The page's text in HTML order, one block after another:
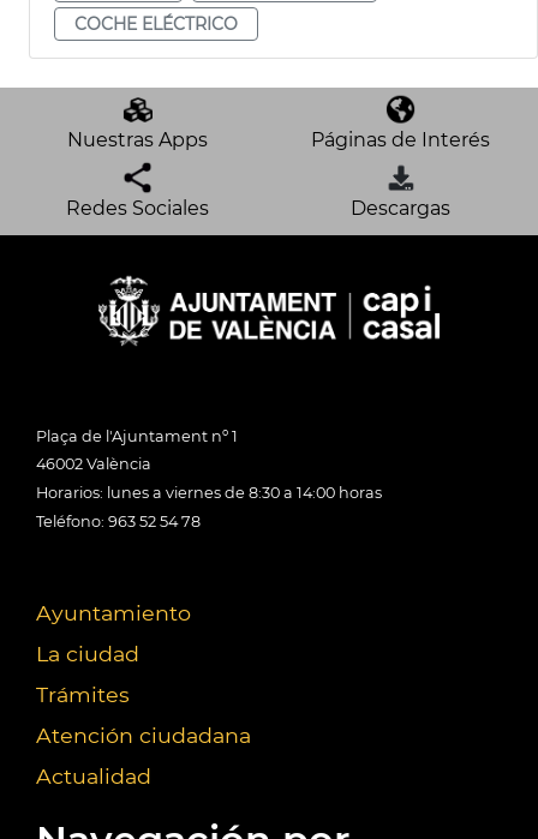
COCHE ELÉCTRICO
Nuestras Apps Páginas de Interés
Redes Sociales Descargas
Plaça de l'Ajuntament nº 1
46002 València
Horarios: lunes a viernes de 8:30 a 14:00 horas
Teléfono: 963 52 54 78
Ayuntamiento
La ciudad
Trámites
Atención ciudadana
Actualidad